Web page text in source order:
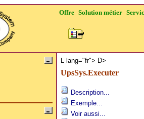
Offre Solution métier
L lang="fr"> D>
UpsSys.Executer
Description...
Exemple...
Voir aussi...